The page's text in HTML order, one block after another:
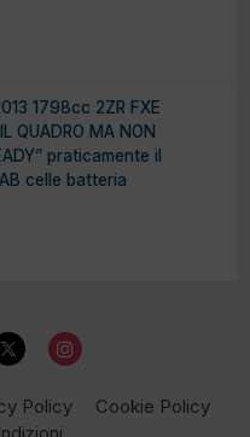
1798cc 2ZR FXE
QUADRO MA NON
praticamente il
celle batteria
Policy
Cookie Policy